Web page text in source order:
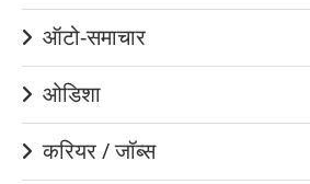
ऑटो-समाचार
ओडिशा
करियर / जॉब्स